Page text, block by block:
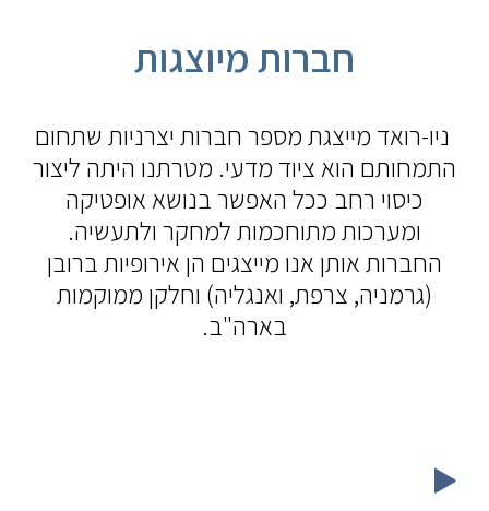
חברות מיוצגות
ניו-רואד מייצגת מספר חברות יצרניות שתחום
התמחותם הוא ציוד מדעי. מטרתנו היתה ליצור
כיסוי רחב ככל האפשר בנושא אופטיקה
ומערכות מתוחכמות למחקר ולתעשיה.
החברות אותן אנו מייצגים הן אירופיות ברובן
(גרמניה, צרפת, ואנגליה) וחלקן ממוקמות
בארה"ב.